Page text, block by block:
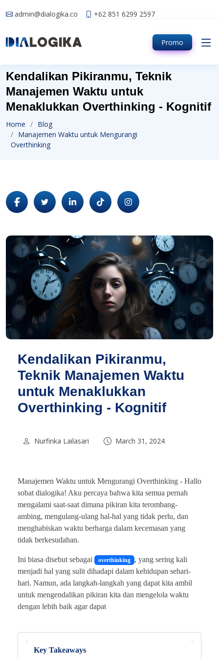
admin@dialogika.co +62 851 6299 2597
Promo
Kendalikan Pikiranmu, Teknik
Manajemen Waktu untuk
Menaklukkan Overthinking - Kognitif
Home
Blog
Manajemen Waktu untuk Mengurangi
Overthinking
Kendalikan Pikiranmu,
Teknik Manajemen Waktu
untuk Menaklukkan
Overthinking - Kognitif
Nurfinka Lailasari March 31, 2024
Manajemen Waktu untuk Mengurangi Overthinking - Hallo
sobat dialogika! Aku percaya bahwa kita semua pernah
mengalami saat-saat dimana pikiran kita terombang-
ambing, mengulang-ulang hal-hal yang tidak perlu, dan
menghabiskan waktu berharga dalam kecemasan yang
tidak berkesudahan.
Ini biasa disebut sebagai overthinking , yang sering kali
menjadi hal yang sulit dihadapi dalam kehidupan sehari-
hari. Namun, ada langkah-langkah yang dapat kita ambil
untuk mengendalikan pikiran kita dan mengelola waktu
dengan lebih baik agar dapat
Key Takeaways